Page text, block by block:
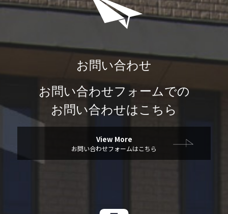
お問い合わせ
お問い合わせフォームでの
お問い合わせはこちら
View More
お問い合わせフォームはこちら